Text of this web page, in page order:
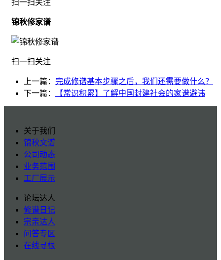
扫一扫关注
锦秋修家谱
扫一扫关注
上一篇： 完成修谱基本步骤之后，我们还需要做什么？
下一篇：
【常识积累】了解中国封建社会的家谱避讳
关于我们
锦秋文谱
公司动态
业务范围
工厂展示
论坛达人
修谱日记
宗亲达人
问答专区
在线寻根